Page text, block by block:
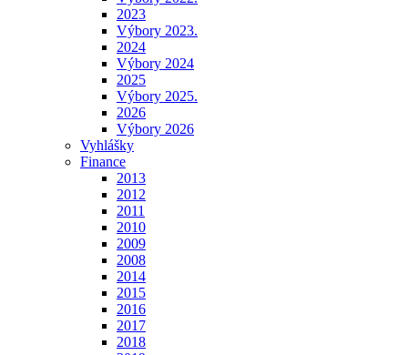
2023
Výbory 2023.
2024
Výbory 2024
2025
Výbory 2025.
2026
Výbory 2026
Vyhlášky
Finance
2013
2012
2011
2010
2009
2008
2014
2015
2016
2017
2018